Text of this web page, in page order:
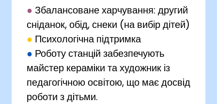
● Збалансоване харчування: другий
сніданок, обід, снеки (на вибір дітей)
● Психологічна підтримка
● Роботу станцiй забезпечують
майстер керамiки та художник із
педагогічною освітою, що має досвiд
роботи з дiтьми.